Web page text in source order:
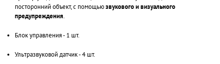
посторонний объект, с помощьюзвукового и визуального
предупреждения.
Блок управления - 1 шт.
Ультразвуковой датчик - 4 шт.